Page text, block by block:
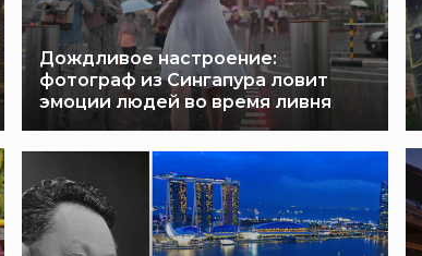
Дождливое настроение:
фотограф из Сингапура ловит
эмоции людей во время ливня